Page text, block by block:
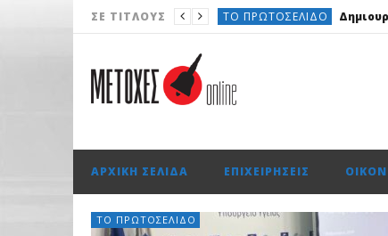
ΣΕ ΤΊΤΛΟΥΣ ΤΟ ΠΡΩΤΟΣΈΛΙΔΟ
ΠΟΛΙΤΙΚΉ Περιφέρεια
ΟΙΚΟΝΟΜΊΑ AEGEAN:
ΑΡΧΙΚΉ ΣΕΛΊΔΑ ΕΠΙΧΕΙΡΉΣΕΙΣ
ΤΟ ΠΡΩΤΟΣΈΛΙΔΟ